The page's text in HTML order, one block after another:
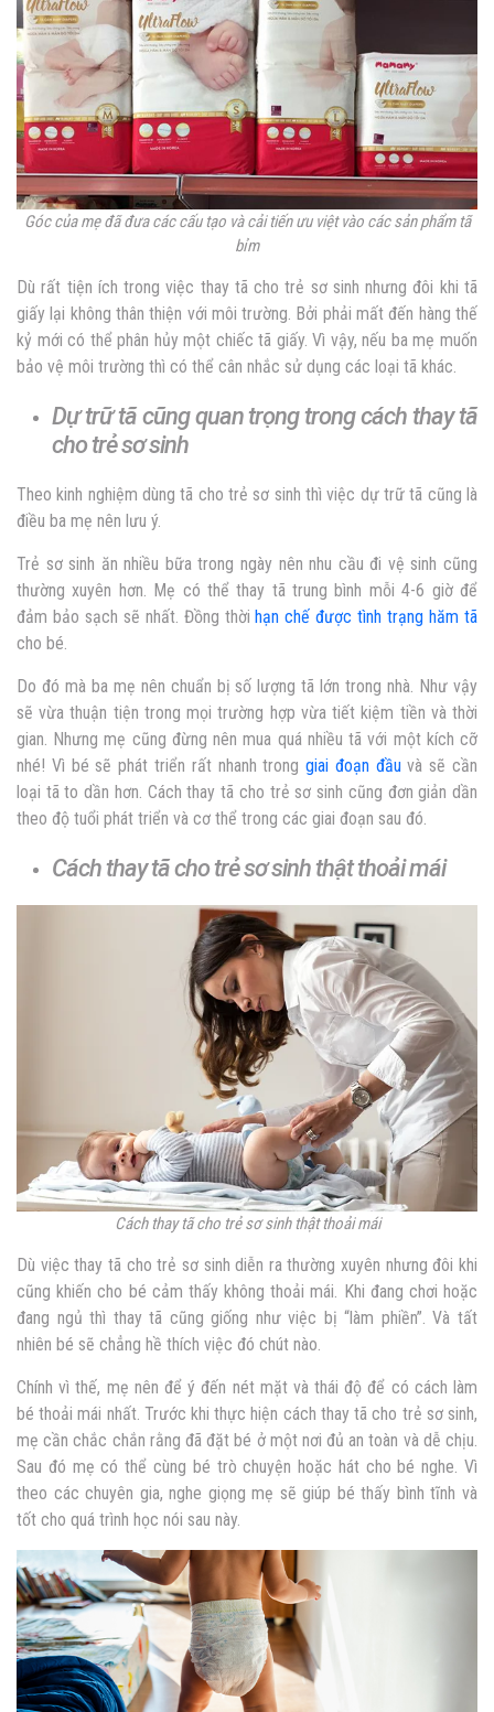
Góc của mẹ đã đưa các cấu tạo và cải tiến ưu việt vào các sản phẩm tã
bỉm
Dù rất tiện ích trong việc thay tã cho trẻ sơ sinh nhưng đôi khi tã
giấy lại không thân thiện với môi trường. Bởi phải mất đến hàng thế
kỷ mới có thể phân hủy một chiếc tã giấy. Vì vậy, nếu ba mẹ muốn
bảo vệ môi trường thì có thể cân nhắc sử dụng các loại tã khác.
Dự trữ tã cũng quan trọng trong cách thay tã
cho trẻ sơ sinh
Theo kinh nghiệm dùng tã cho trẻ sơ sinh thì việc dự trữ tã cũng là
điều ba mẹ nên lưu ý.
Trẻ sơ sinh ăn nhiều bữa trong ngày nên nhu cầu đi vệ sinh cũng
thường xuyên hơn. Mẹ có thể thay tã trung bình mỗi 4-6 giờ để
đảm bảo sạch sẽ nhất. Đồng thờihạn chế được tình trạng hăm tã
cho bé.
Do đó mà ba mẹ nên chuẩn bị số lượng tã lớn trong nhà. Như vậy
sẽ vừa thuận tiện trong mọi trường hợp vừa tiết kiệm tiền và thời
gian. Nhưng mẹ cũng đừng nên mua quá nhiều tã với một kích cỡ
nhé! Vì bé sẽ phát triển rất nhanh tronggiai đoạn đầu và sẽ cần
loại tã to dần hơn. Cách thay tã cho trẻ sơ sinh cũng đơn giản dần
theo độ tuổi phát triển và cơ thể trong các giai đoạn sau đó.
Cách thay tã cho trẻ sơ sinh thật thoải mái
Cách thay tã cho trẻ sơ sinh thật thoải mái
Dù việc thay tã cho trẻ sơ sinh diễn ra thường xuyên nhưng đôi khi
cũng khiến cho bé cảm thấy không thoải mái. Khi đang chơi hoặc
đang ngủ thì thay tã cũng giống như việc bị “làm phiền”. Và tất
nhiên bé sẽ chẳng hề thích việc đó chút nào.
Chính vì thế, mẹ nên để ý đến nét mặt và thái độ để có cách làm
bé thoải mái nhất. Trước khi thực hiện cách thay tã cho trẻ sơ sinh,
mẹ cần chắc chắn rằng đã đặt bé ở một nơi đủ an toàn và dễ chịu.
Sau đó mẹ có thể cùng bé trò chuyện hoặc hát cho bé nghe. Vì
theo các chuyên gia, nghe giọng mẹ sẽ giúp bé thấy bình tĩnh và
tốt cho quá trình học nói sau này.